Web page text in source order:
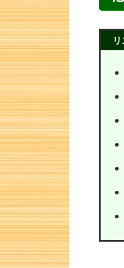
次の一手問題・27